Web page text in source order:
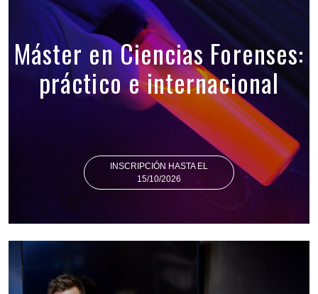
Máster en Ciencias Forenses:
práctico e internacional
INSCRIPCIÓN HASTA EL
15/10/2026